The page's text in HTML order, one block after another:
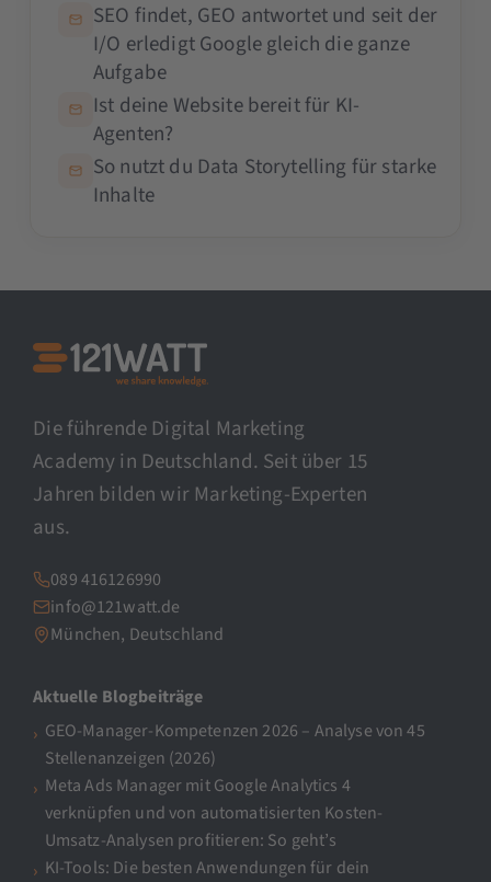
SEO findet, GEO antwortet und seit der
I/O erledigt Google gleich die ganze
Aufgabe
Ist deine Website bereit für KI-
Agenten?
So nutzt du Data Storytelling für starke
Inhalte
Die führende Digital Marketing
Academy in Deutschland. Seit über 15
Jahren bilden wir Marketing-Experten
aus.
089 416126990
info@121watt.de
München, Deutschland
Aktuelle Blogbeiträge
GEO-Manager-Kompetenzen 2026 – Analyse von 45
Stellenanzeigen (2026)
Meta Ads Manager mit Google Analytics 4
verknüpfen und von automatisierten Kosten-
Umsatz-Analysen profitieren: So geht’s
KI-Tools: Die besten Anwendungen für dein